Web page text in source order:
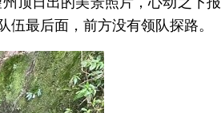
最后面，前方没有领队探路。